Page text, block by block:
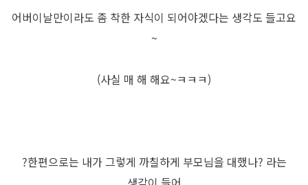
어버이날만이라도 좀 착한 자식이 되어야겠다는 생각도 들고요
~
(사실 매 해 해요~ㅋㅋㅋ)
?한편으로는 내가 그렇게 까칠하게 부모님을 대했나? 라는